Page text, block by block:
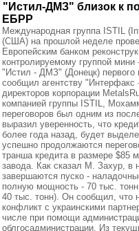
"Истил-ДМЗ" близок к
ЕБРР
Международная группа ISTIL
(США) на прошлой неделе
Европейским банком
контролируемому группой
"Истил - ДМЗ" (Донецк) первого
сообщил агентству "Интерфакс
директоров корпорации
компанией группы ISTIL,
переговоров был одним из
выразил уверенность, что
более года назад, будет
успешно продолжаются
транша кредита в размере $85
завода. Как сказал М. Захур, в
завершаются пуско -
полную мощность - 70 тыс.
40 тыс. тонн). Он сообщил, что
конфликт с украинскими
числе при помощи
облгосадминистрации. Из